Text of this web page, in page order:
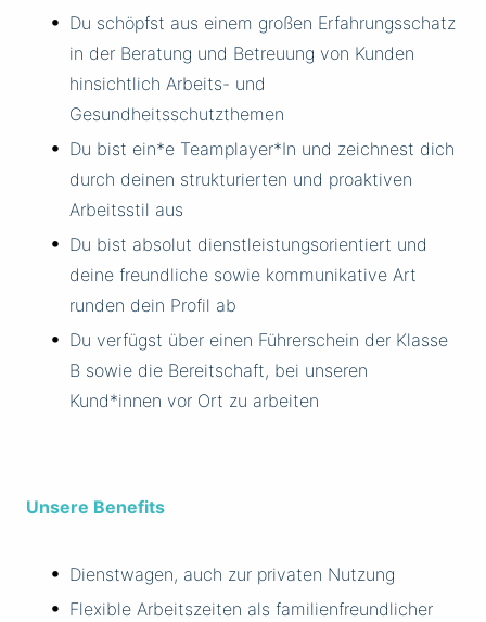
Du schöpfst aus einem großen Erfahrungsschatz
in der Beratung und Betreuung von Kunden
hinsichtlich Arbeits- und
Gesundheitsschutzthemen
Du bist ein*e Teamplayer*In und zeichnest dich
durch deinen strukturierten und proaktiven
Arbeitsstil aus
Du bist absolut dienstleistungsorientiert und
deine freundliche sowie kommunikative Art
runden dein Profil ab
Du verfügst über einen Führerschein der Klasse
B sowie die Bereitschaft, bei unseren
Kund*innen vor Ort zu arbeiten
Unsere Benefits
Dienstwagen, auch zur privaten Nutzung
Flexible Arbeitszeiten als familienfreundlicher